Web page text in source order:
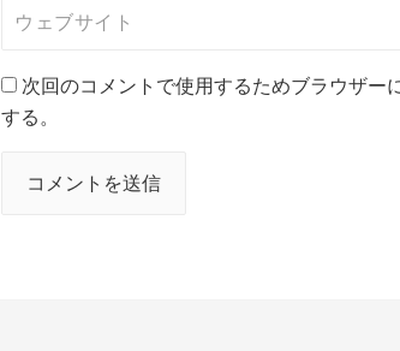
次回のコメントで使用するためブラウザ
する。